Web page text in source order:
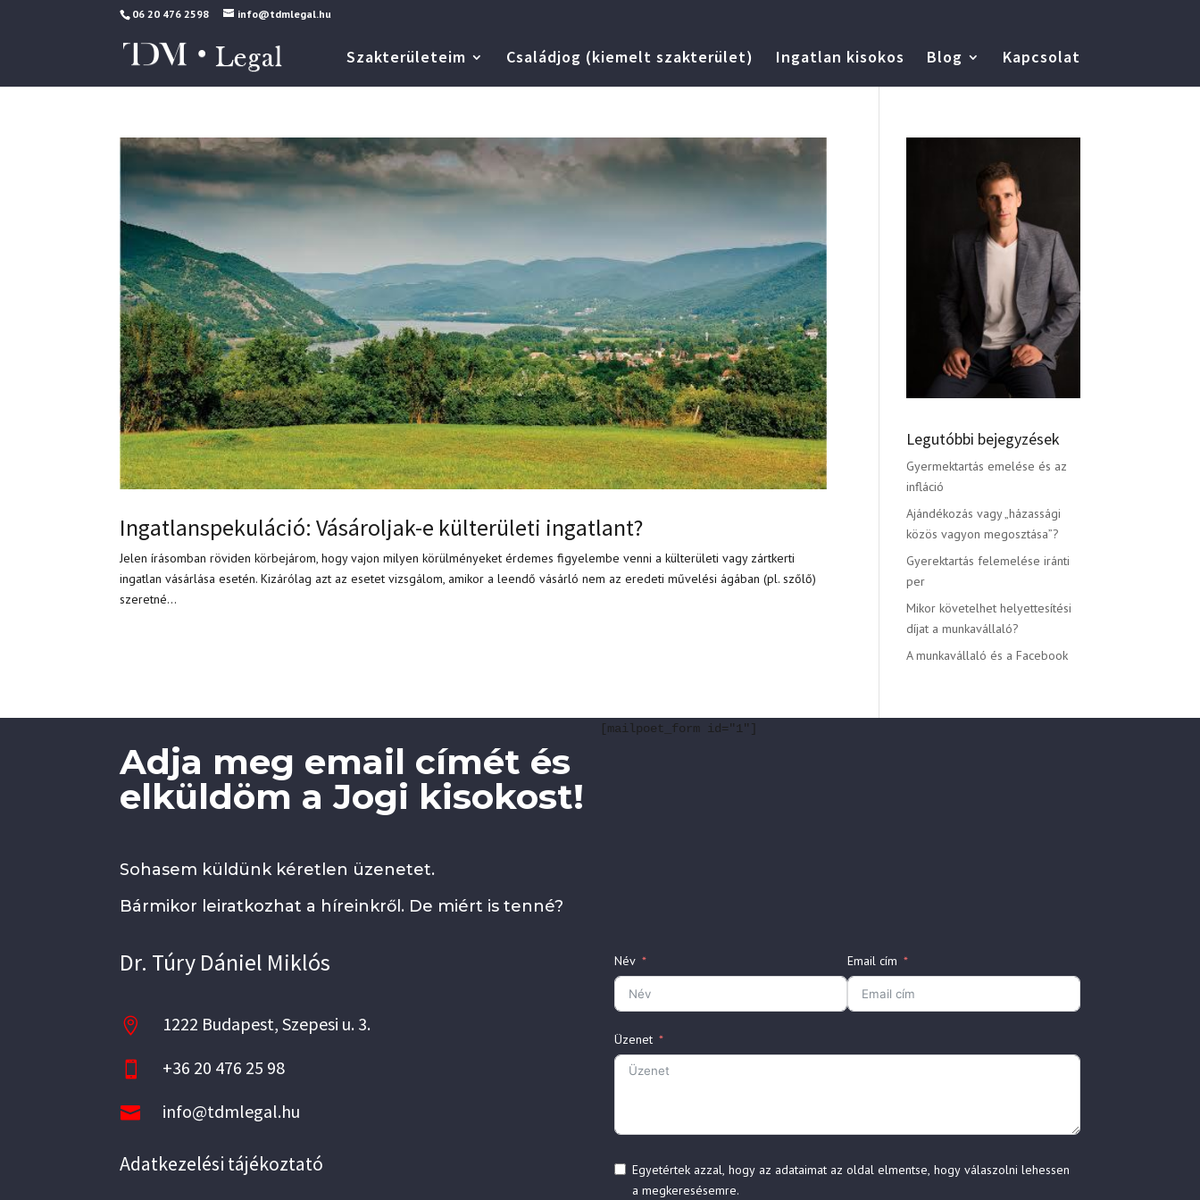
06 20 476 2598 info@tdmlegal.hu
Szakterületeim Családjog (kiemelt szakterület) Ingatlan kisokos Blog Kapcsolat
Ingatlanspekuláció: Vásároljak-e külterületi ingatlant?
Jelen írásomban röviden körbejárom, hogy vajon milyen körülményeket érdemes figyelembe venni a külterületi vagy zártkerti
ingatlan vásárlása esetén. Kizárólag azt az esetet vizsgálom, amikor a leendő vásárló nem az eredeti művelési ágában (pl. szőlő)
szeretné...
Legutóbbi bejegyzések
Gyermektartás emelése és az
infláció
Ajándékozás vagy „házassági
közös vagyon megosztása”?
Gyerektartás felemelése iránti
per
Mikor követelhet helyettesítési
díjat a munkavállaló?
A munkavállaló és a Facebook
Adja meg email címét és
elküldöm a Jogi kisokost!
Sohasem küldünk kéretlen üzenetet.
Bármikor leiratkozhat a híreinkről. De miért is tenné?
[mailpoet_form id="1"]
Dr. Túry Dániel Miklós
 1222 Budapest, Szepesi u. 3.
 +36 20 476 25 98
 info@tdmlegal.hu
Adatkezelési tájékoztató
Név Email cím
Üzenet
Egyetértek azzal, hogy az adataimat az oldal elmentse, hogy válaszolni lehessen
a megkeresésemre.